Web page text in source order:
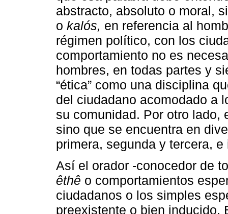
abstracto, absoluto o moral,
o kalós, en referencia al
régimen político, con los
comportamiento no es
hombres, en todas partes y
“ética” como una disciplina
del ciudadano acomodado a
su comunidad. Por otro lado,
sino que se encuentra en
primera, segunda y tercera,
Así el orador -conocedor de
êthê o comportamientos
ciudadanos o los simples
preexistente o bien